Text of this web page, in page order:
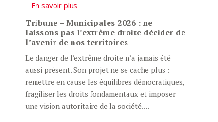
En savoir plus
Tribune – Municipales 2026 : ne
laissons pas l’extrême droite décider de
l’avenir de nos territoires
Le danger de l’extrême droite n’a jamais été
aussi présent. Son projet ne se cache plus :
remettre en cause les équilibres démocratiques,
fragiliser les droits fondamentaux et imposer
une vision autoritaire de la société....